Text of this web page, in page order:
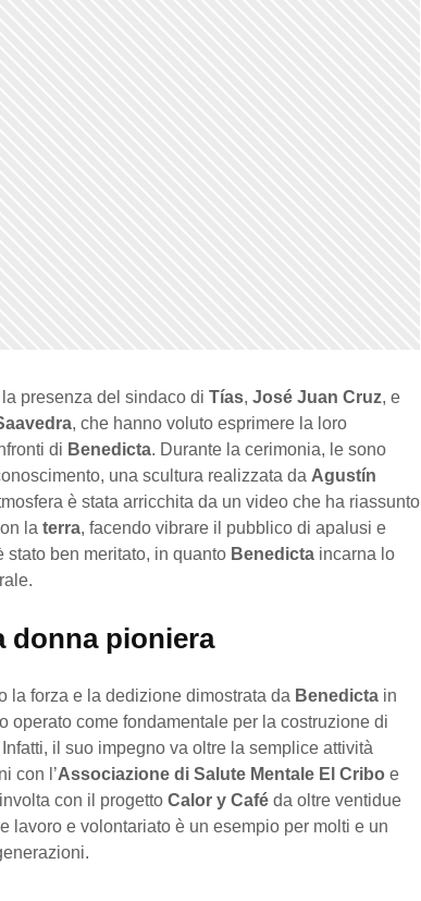
presenza del sindaco di Tías, José Juan Cruz, e
, che hanno voluto esprimere la loro
di Benedicta. Durante la cerimonia, le sono
una scultura realizzata da Agustín
è stata arricchita da un video che ha riassunto
la terra, facendo vibrare il pubblico di apalusi e
ben meritato, in quanto Benedicta incarna lo
donna pioniera
la forza e la dedizione dimostrata da Benedicta in
operato come fondamentale per la costruzione di
il suo impegno va oltre la semplice attività
con l’Associazione di Salute Mentale El Cribo e
con il progetto Calor y Café da oltre ventidue
lavoro e volontariato è un esempio per molti e un